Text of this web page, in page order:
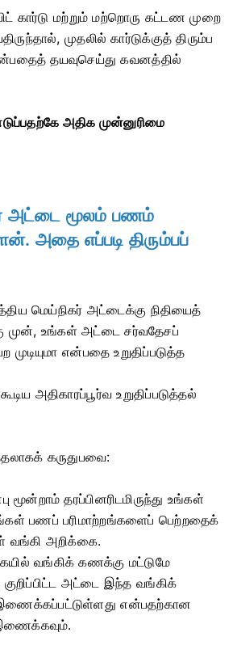
கார்டு மற்றும் மற்றொரு கட்டண முறை
முதலில் கார்டுக்குத் திரும்ப
தயவுசெய்து கவனத்தில்
அதிக முன்னுரிமை
அட்டை மூலம் பணம்
அதை எப்படி திரும்பப்
மெய்நிகர் அட்டைக்கு நிதியைத்
முன், உங்கள் அட்டை சர்வதேசப்
முடியுமா என்பதை உறுதிப்படுத்த
அதிகாரப்பூர்வ உறுதிப்படுத்தல்
கருதுபவை:
மூன்றாம் தரப்பினரிடமிருந்து உங்கள்
பணப் பரிமாற்றங்களைப் பெற்றதைக்
வங்கி அறிக்கை.
வங்கிக் கணக்கு மட்டுமே
குறிப்பிட்ட அட்டை இந்த வங்கிக்
என்பதற்கான